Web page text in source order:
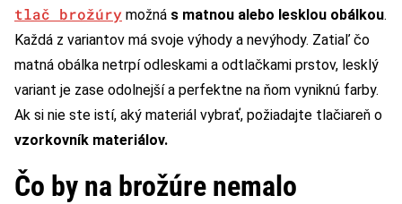
tlač brožúry možná s matnou alebo lesklou obálkou.
Každá z variantov má svoje výhody a nevýhody. Zatiaľ čo
matná obálka netrpí odleskami a odtlačkami prstov, lesklý
variant je zase odolnejší a perfektne na ňom vyniknú farby.
Ak si nie ste istí, aký materiál vybrať, požiadajte tlačiareň o
vzorkovník materiálov.
Čo by na brožúre nemalo